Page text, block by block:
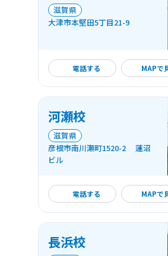
滋賀県
大津市本堅田5丁目21-9
電話する MAPで
詳細を見る
河瀬校
滋賀県
彦根市南川瀬町1520-2 蓮沼
ビル
電話する MAPで
詳細を見る
長浜校